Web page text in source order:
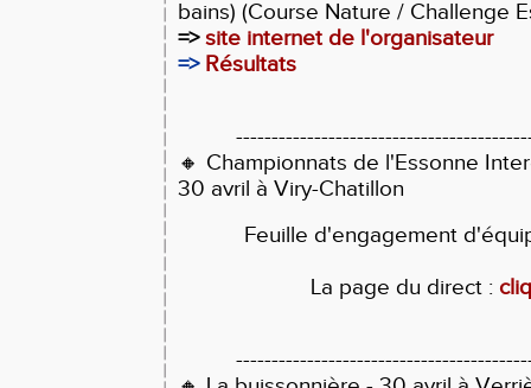
bains) (Course Nature / Challenge
=>site internet de l'organisateur
=> Résultats
🔸 Championnats de l'Essonne
30 avril à Viry-Chatillon
Feuille d'engagement
La page du direct :